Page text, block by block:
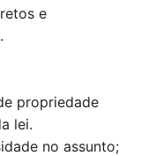
e
propriedade
lei.
no assunto;